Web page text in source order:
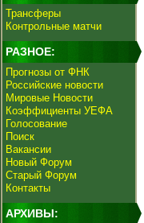
Трансферы
Контрольные матчи
РАЗНОЕ:
Прогнозы от ФНК
Российские новости
Мировые Новости
Коэффициенты УЕФА
Голосование
Поиск
Вакансии
Новый Форум
Старый Форум
Контакты
АРХИВЫ: